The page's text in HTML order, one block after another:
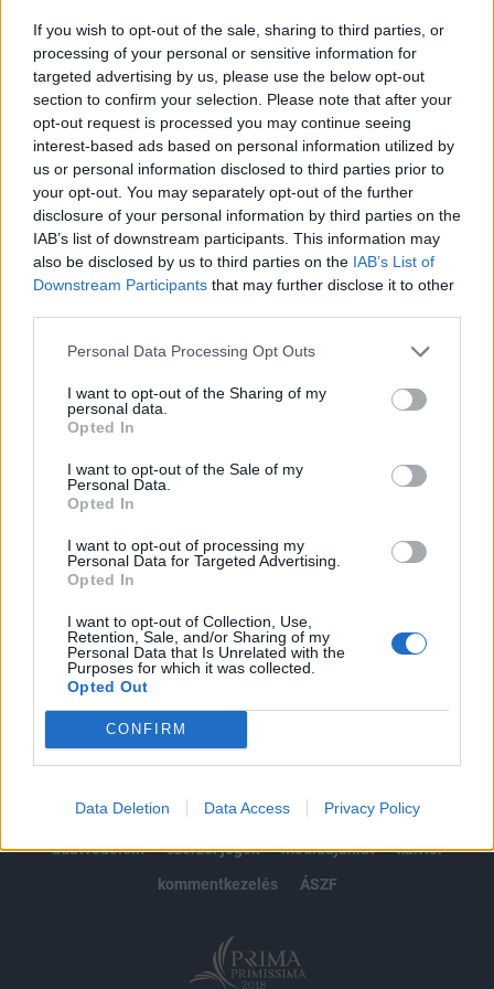
If you wish to opt-out of the sale, sharing to third parties, or
processing of your personal or sensitive information for
targeted advertising by us, please use the below opt-out
section to confirm your selection. Please note that after your
opt-out request is processed you may continue seeing
interest-based ads based on personal information utilized by
us or personal information disclosed to third parties prior to
your opt-out. You may separately opt-out of the further
disclosure of your personal information by third parties on the
IAB’s list of downstream participants. This information may
also be disclosed by us to third parties on the IAB’s List of
Downstream Participants that may further disclose it to other
Personal Data Processing Opt Outs
I want to opt-out of the Sharing of my
personal data.
Opted In
I want to opt-out of the Sale of my
Personal Data.
Opted In
I want to opt-out of processing my
Personal Data for Targeted Advertising.
Opted In
I want to opt-out of Collection, Use,
Retention, Sale, and/or Sharing of my
Personal Data that Is Unrelated with the
Purposes for which it was collected.
Opted Out
CONFIRM
Data Deletion Data Access Privacy Policy
A SpaceX, a Tesla és az X közösségimédia-platform (volt
Twitter) tulajdonosa az ukrajnai háború kezdetén Ukrajna
rendelkezésére bocsátotta a Starlinket, azonban később
megakadályozta, hogy az internetes rendszert Kijev az
orosz flotta elleni csapásokra használja fel. Musk és
Volodimir Zelenszkij ukrán elnök között szóváltás is
kialakult a közösségi médiában, és a milliárdos...
KEDVES OLVASÓNK!
A keresett cikk a portfolio.hu hírarchívumához
tartozik, melynek olvasása előfizetéses
regisztrációhoz kötött.
Az előfizetés a következőket tartalmazza:
Portfolio.hu teljes cikkarchívum
Kötéslisták: BÉT elmúlt 2 év napon belüli
kötéslistái
impresszum
jogi nyilatkozat
süti beállítások
adatvédelem
szerzői jogok médiaajánlat
karrier
kommentkezelés
ÁSZF